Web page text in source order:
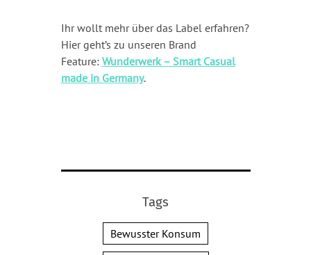
Ihr wollt mehr über das Label erfahren?
Hier geht’s zu unseren Brand
Feature: Wunderwerk – Smart Casual
made in Germany.
Tags
Bewusster Konsum